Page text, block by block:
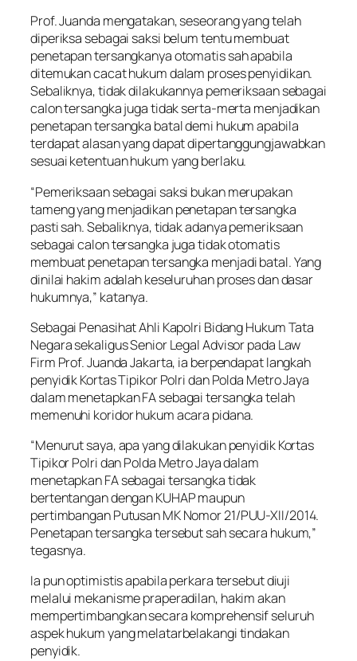
Prof. Juanda mengatakan, seseorang yang telah
diperiksa sebagai saksi belum tentu membuat
penetapan tersangkanya otomatis sah apabila
ditemukan cacat hukum dalam proses penyidikan.
Sebaliknya, tidak dilakukannya pemeriksaan sebagai
calon tersangka juga tidak serta-merta menjadikan
penetapan tersangka batal demi hukum apabila
terdapat alasan yang dapat dipertanggungjawabkan
sesuai ketentuan hukum yang berlaku.
“Pemeriksaan sebagai saksi bukan merupakan
tameng yang menjadikan penetapan tersangka
pasti sah. Sebaliknya, tidak adanya pemeriksaan
sebagai calon tersangka juga tidak otomatis
membuat penetapan tersangka menjadi batal. Yang
dinilai hakim adalah keseluruhan proses dan dasar
hukumnya,” katanya.
Sebagai Penasihat Ahli Kapolri Bidang Hukum Tata
Negara sekaligus Senior Legal Advisor pada Law
Firm Prof. Juanda Jakarta, ia berpendapat langkah
penyidik Kortas Tipikor Polri dan Polda Metro Jaya
dalam menetapkan FA sebagai tersangka telah
memenuhi koridor hukum acara pidana.
“Menurut saya, apa yang dilakukan penyidik Kortas
Tipikor Polri dan Polda Metro Jaya dalam
menetapkan FA sebagai tersangka tidak
bertentangan dengan KUHAP maupun
pertimbangan Putusan MK Nomor 21/PUU-XII/2014.
Penetapan tersangka tersebut sah secara hukum,”
tegasnya.
Ia pun optimistis apabila perkara tersebut diuji
melalui mekanisme praperadilan, hakim akan
mempertimbangkan secara komprehensif seluruh
aspek hukum yang melatarbelakangi tindakan
penyidik.